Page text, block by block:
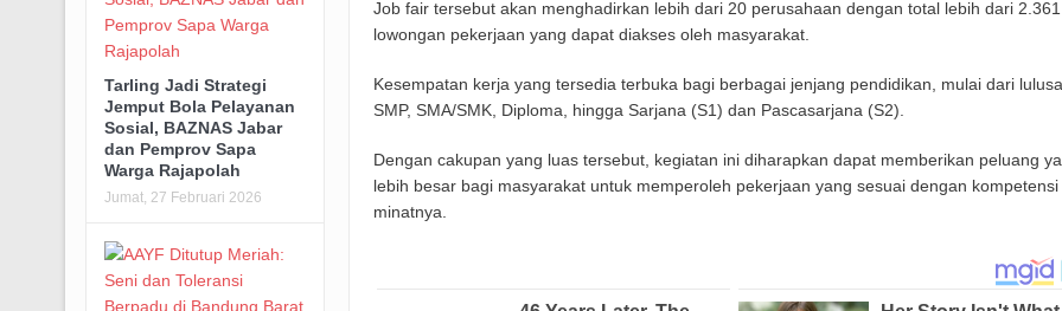
Job fair tersebut akan menghadirkan lebih dari 20 perusahaan dengan total lebih dari 2.361
lowongan pekerjaan yang dapat diakses oleh masyarakat.
Kesempatan kerja yang tersedia terbuka bagi berbagai jenjang pendidikan, mulai dari
SMP, SMA/SMK, Diploma, hingga Sarjana (S1) dan Pascasarjana (S2).
Dengan cakupan yang luas tersebut, kegiatan ini diharapkan dapat memberikan peluang
lebih besar bagi masyarakat untuk memperoleh pekerjaan yang sesuai dengan kompetensi
minatnya.
Tarling Jadi Strategi
Jemput Bola Pelayanan
Sosial, BAZNAS Jabar
dan Pemprov Sapa
Warga Rajapolah
Jumat, 27 Februari 2026